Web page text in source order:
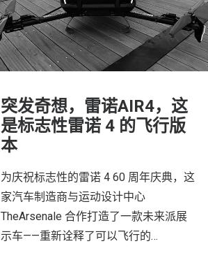
突发奇想，雷诺AIR4，这
是标志性雷诺 4 的飞行版
本
为庆祝标志性的雷诺 4 60 周年庆典，这
家汽车制造商与运动设计中心
TheArsenale 合作打造了一款未来派展
示车——重新诠释了可以飞行的…